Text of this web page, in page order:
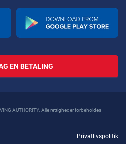
EN BETALING
AUTHORITY. Alle rettigheder forbeholdes
Privatlivspolitik